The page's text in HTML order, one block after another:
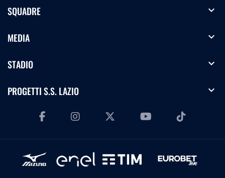
SQUADRE expand_more
MEDIA expand_more
STADIO expand_more
PROGETTI S.S. LAZIO expand_more